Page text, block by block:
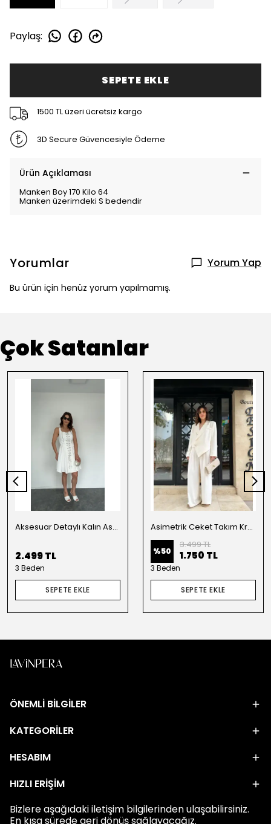
Paylaş:
SEPETE EKLE
1500 TL üzeri ücretsiz kargo
3D Secure Güvencesiyle Ödeme
Ürün Açıklaması
Manken Boy 170 Kilo 64
Manken üzerimdeki S bedendir
Yorumlar Yorum Yap
Bu ürün için henüz yorum yapılmamış.
Çok Satanlar
Aksesuar Detaylı Kalın Askılı Elbise Beyaz
2.499 TL
3 Beden
SEPETE EKLE
Asimetrik Ceket Takım Krem
%50
3.499 TL
1.750 TL
3 Beden
SEPETE EKLE
ÖNEMLİ BİLGİLER
KATEGORİLER
HESABIM
HIZLI ERİŞİM
Bizlere aşağıdaki iletişim bilgilerinden ulaşabilirsiniz.
En kısa sürede geri dönüş sağlayacağız.